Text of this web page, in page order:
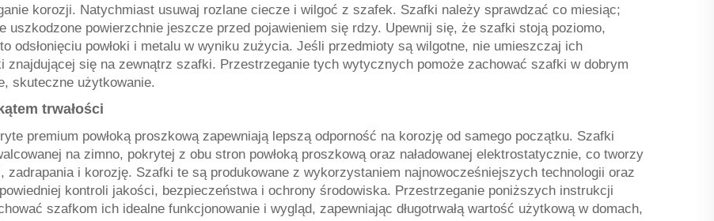
korozji. Natychmiast usuwaj rozlane ciecze i wilgoć z szafek. Szafki należy sprawdzać co miesiąc;
uszkodzone powierzchnie jeszcze przed pojawieniem się rdzy. Upewnij się, że szafki stoją poziomo,
odsłonięciu powłoki i metalu w wyniku zużycia. Jeśli przedmioty są wilgotne, nie umieszczaj ich
znajdującej się na zewnątrz szafki. Przestrzeganie tych wytycznych pomoże zachować szafki w dobrym
skuteczne użytkowanie.
trwałości
premium powłoką proszkową zapewniają lepszą odporność na korozję od samego początku. Szafki
na zimno, pokrytej z obu stron powłoką proszkową oraz naładowanej elektrostatycznie, co tworzy
zadrapania i korozję. Szafki te są produkowane z wykorzystaniem najnowocześniejszych technologii oraz
kontroli jakości, bezpieczeństwa i ochrony środowiska. Przestrzeganie poniższych instrukcji
szafkom ich idealne funkcjonowanie i wygląd, zapewniając długotrwałą wartość użytkową w domach,